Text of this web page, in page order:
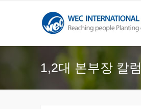
1,2대 본부장 칼럼